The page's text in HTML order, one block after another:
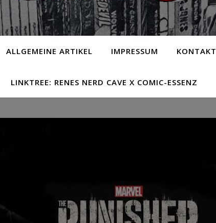
ALLGEMEINE ARTIKEL IMPRESSUM KONTAKT
LINKTREE: RENES NERD CAVE X COMIC-ESSENZ